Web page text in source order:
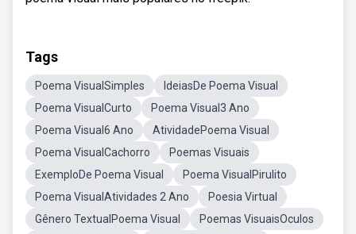
Tags
Poema VisualSimples
IdeiasDe Poema Visual
Poema VisualCurto
Poema Visual3 Ano
Poema Visual6 Ano
AtividadePoema Visual
Poema VisualCachorro
Poemas Visuais
ExemploDe Poema Visual
Poema VisualPirulito
Poema VisualAtividades 2 Ano
Poesia Virtual
Gênero TextualPoema Visual
Poemas VisuaisOculos